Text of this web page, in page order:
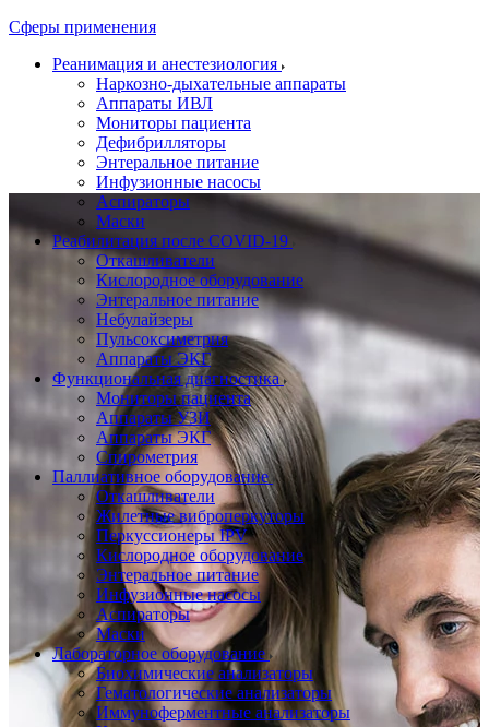
Сферы применения
Реанимация и анестезиология
Наркозно-дыхательные аппараты
Аппараты ИВЛ
Мониторы пациента
Дефибрилляторы
Энтеральное питание
Инфузионные насосы
Аспираторы
Маски
Реабилитация после COVID-19
Откашливатели
Кислородное оборудование
Энтеральное питание
Небулайзеры
Пульсоксиметрия
Аппараты ЭКГ
Функциональная диагностика
Мониторы пациента
Аппараты УЗИ
Аппараты ЭКГ
Спирометрия
Паллиативное оборудование
Откашливатели
Жилетные виброперкуторы
Перкуссионеры IPV
Кислородное оборудование
Энтеральное питание
Инфузионные насосы
Аспираторы
Маски
Лабораторное оборудование
Биохимические анализаторы
Гематологические анализаторы
Иммуноферментные анализаторы